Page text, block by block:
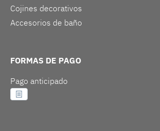
Cojines decorativos
Accesorios de baño
FORMAS DE PAGO
Pago anticipado